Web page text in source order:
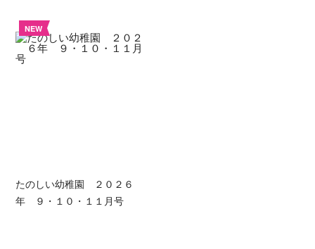
NEW
たのしい幼稚園 ２０２６
年 ９・１０・１１月号